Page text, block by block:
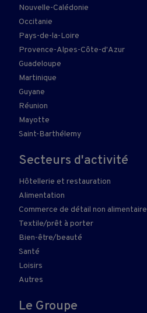
Nouvelle-Calédonie
Occitanie
Pays-de-la-Loire
Provence-Alpes-Côte-d'Azur
Guadeloupe
Martinique
Guyane
Réunion
Mayotte
Saint-Barthélemy
Secteurs d'activité
Hôtellerie et restauration
Alimentation
Commerce de détail non alimentaire
Textile/prêt à porter
Bien-être/beauté
Santé
Loisirs
Autres
Le Groupe